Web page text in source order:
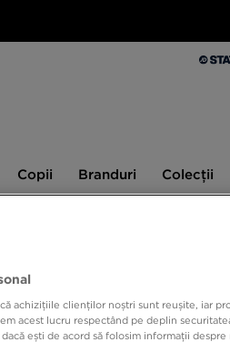
Copii Branduri Colecții
3PR
achizițiile clienților noștri sunt reușite, iar
acest lucru respectând pe deplin
ești de acord să folosim informații despre